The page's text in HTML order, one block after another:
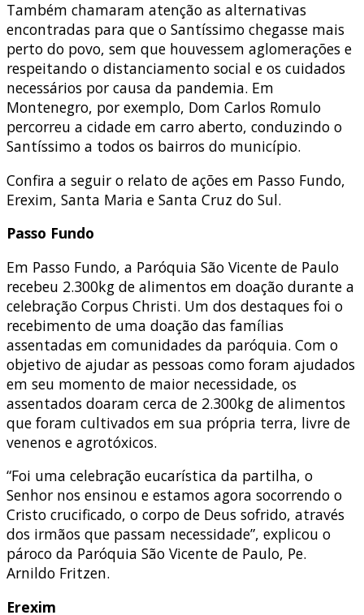
Também chamaram atenção as alternativas
encontradas para que o Santíssimo chegasse mais
perto do povo, sem que houvessem aglomerações e
respeitando o distanciamento social e os cuidados
necessários por causa da pandemia. Em
Montenegro, por exemplo, Dom Carlos Romulo
percorreu a cidade em carro aberto, conduzindo o
Santíssimo a todos os bairros do município.
Confira a seguir o relato de ações em Passo Fundo,
Erexim, Santa Maria e Santa Cruz do Sul.
Passo Fundo
Em Passo Fundo, a Paróquia São Vicente de Paulo
recebeu 2.300kg de alimentos em doação durante a
celebração Corpus Christi. Um dos destaques foi o
recebimento de uma doação das famílias
assentadas em comunidades da paróquia. Com o
objetivo de ajudar as pessoas como foram ajudados
em seu momento de maior necessidade, os
assentados doaram cerca de 2.300kg de alimentos
que foram cultivados em sua própria terra, livre de
venenos e agrotóxicos.
“Foi uma celebração eucarística da partilha, o
Senhor nos ensinou e estamos agora socorrendo o
Cristo crucificado, o corpo de Deus sofrido, através
dos irmãos que passam necessidade”, explicou o
pároco da Paróquia São Vicente de Paulo, Pe.
Arnildo Fritzen.
Erexim